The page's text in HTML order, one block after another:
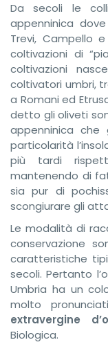
Da secoli le
appenninica
Trevi, Campello
coltivazioni di
coltivazioni
coltivatori umbri,
a Romani ed
detto gli oliveti
appenninica che
particolarità
più tardi
mantenendo di
sia pur di
scongiurare gli
Le modalità di
conservazione
caratteristiche
secoli. Pertanto
Umbria ha un
molto
extravergine
Biologica.